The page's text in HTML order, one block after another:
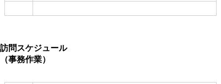
訪問スケジュール
（事務作業）